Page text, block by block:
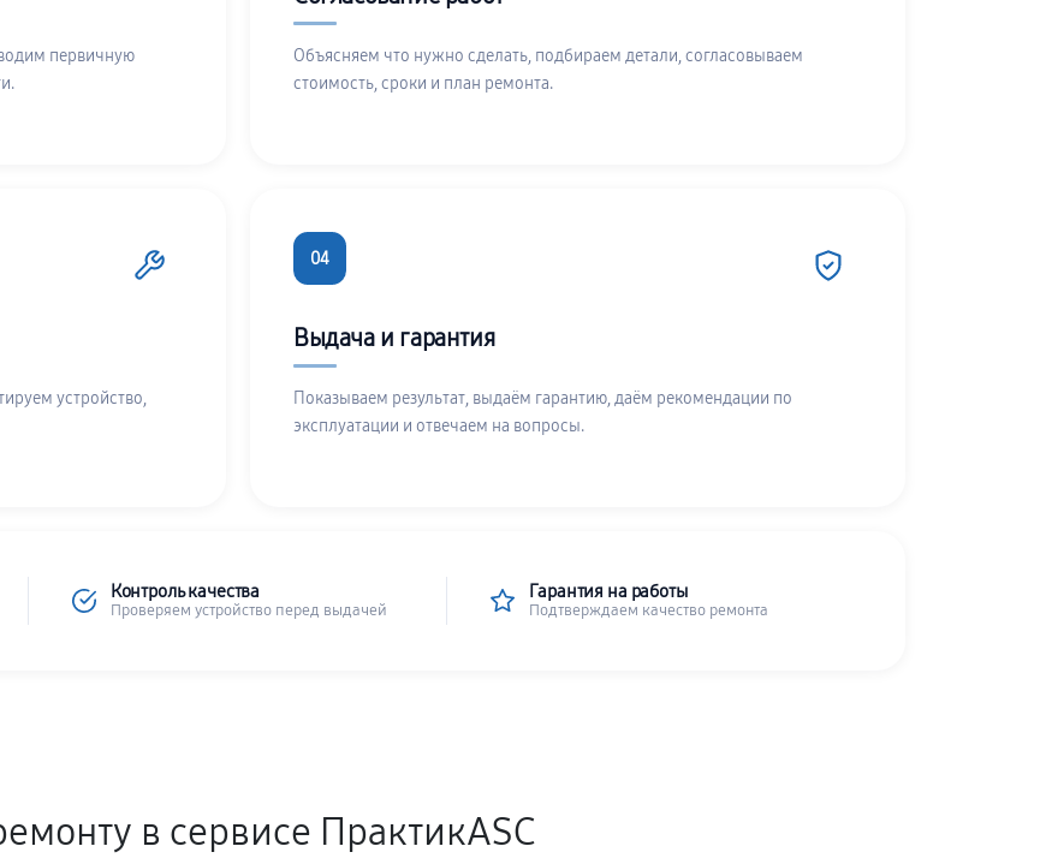
первичную
Объясняем что нужно сделать, подбираем детали, согласовываем
стоимость, сроки и план ремонта.
устройство,
04
Выдача и гарантия
Показываем результат, выдаём гарантию, даём рекомендации по
эксплуатации и отвечаем на вопросы.
Контроль качества
Проверяем устройство перед выдачей
Гарантия на работы
Подтверждаем качество ремонта
в сервисе ПрактикASC